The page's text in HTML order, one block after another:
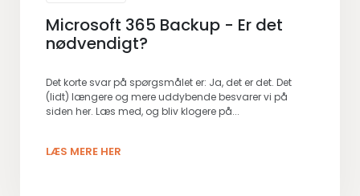
Microsoft 365 Backup - Er det
nødvendigt?
Det korte svar på spørgsmålet er: Ja, det er det. Det
(lidt) længere og mere uddybende besvarer vi på
siden her. Læs med, og bliv klogere på...
LÆS MERE HER